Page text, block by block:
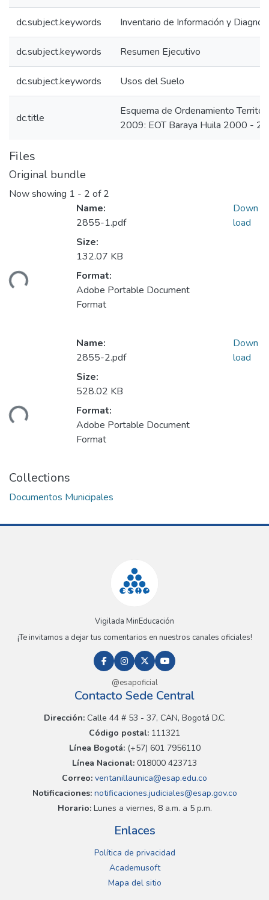
dc.subject.keywords Inventario de Información y
dc.subject.keywords Resumen Ejecutivo
dc.subject.keywords Usos del Suelo
dc.title
Esquema de Ordenamiento
2009: EOT Baraya Huila 2000 -
Files
Original bundle
Now showing 1 - 2 of 2
Name:
2855-1.pdf
Size:
132.07 KB
Format:
Adobe Portable Document
Format
Down
load
Name:
2855-2.pdf
Size:
528.02 KB
Format:
Adobe Portable Document
Format
Down
load
Collections
Documentos Municipales
Vigilada MinEducación
¡Te invitamos a dejar tus comentarios en nuestros canales oficiales!
@esapoficial
Contacto Sede Central
Dirección:Calle 44 # 53 - 37, CAN, Bogotá D.C.
Código postal: 111321
Línea Bogotá:(+57) 601 7956110
Línea Nacional: 018000 423713
Correo: ventanillaunica@esap.edu.co
Notificaciones:notificaciones.judiciales@esap.gov.co
Horario:Lunes a viernes, 8 a.m. a 5 p.m.
Enlaces
Política de privacidad
Academusoft
Mapa del sitio